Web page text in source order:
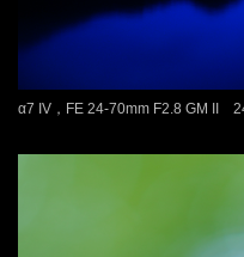
α7 IV，FE 24-70mm F2.8 GM II